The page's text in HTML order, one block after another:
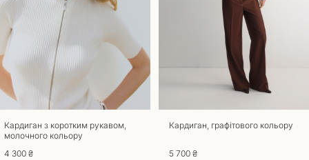
Кардиган з коротким рукавом,
молочного кольору
4 300 ₴
Кардиган, графітового кольору
5 700 ₴